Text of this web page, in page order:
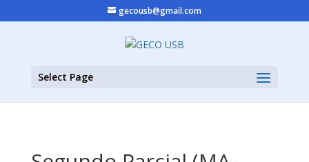
gecousb@gmail.com
Select Page